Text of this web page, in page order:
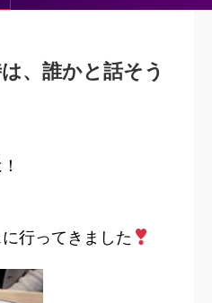
、誰かと話そう
行ってきました